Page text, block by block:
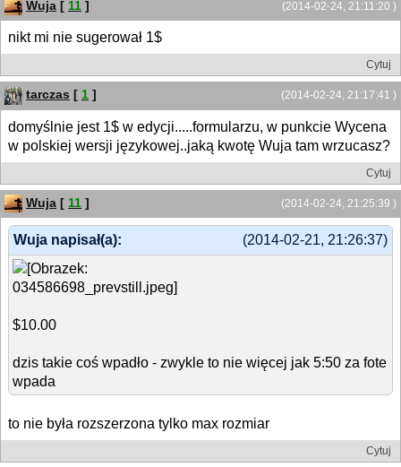
(2014-02-24, 21:11:20 )
Wuja [ 11 ]
nikt mi nie sugerował 1$
Cytuj
(2014-02-24, 21:17:41 )
tarczas [ 1 ]
domyślnie jest 1$ w edycji.....formularzu, w punkcie Wycena
w polskiej wersji językowej..jaką kwotę Wuja tam wrzucasz?
Cytuj
(2014-02-24, 21:25:39 )
Wuja [ 11 ]
(2014-02-21, 21:26:37)
Wuja napisał(a):
$10.00
dzis takie coś wpadło - zwykle to nie więcej jak 5:50 za fote
wpada
to nie była rozszerzona tylko max rozmiar
Cytuj